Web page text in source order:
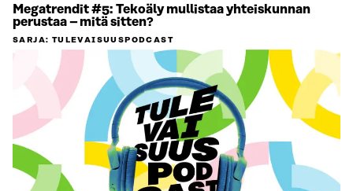
Megatrendit #5: Tekoäly mullistaa yhteiskunnan
perustaa – mitä sitten?
SARJA: TULEVAISUUSPODCAST